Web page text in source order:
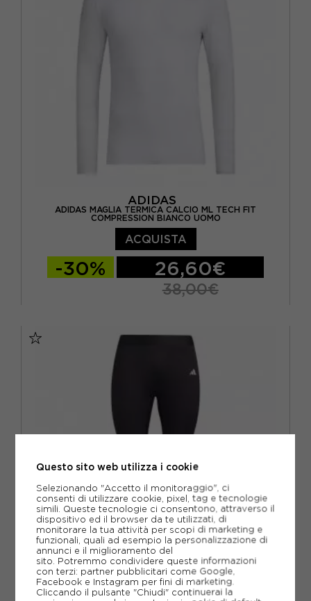
ADIDAS
ADIDAS MAGLIA TERMICA CALCIO ML TECH FIT
COMPRESSION BIANCO UOMO
ACQUISTA
-30% 26,60€
38,00€
ADIDAS
ADIDAS CALZAMAGLIA TECH FIT NERO UOMO
Questo sito web utilizza i cookie
Selezionando "Accetto il monitoraggio", ci
consenti di utilizzare cookie, pixel, tag e tecnologie
simili. Queste tecnologie ci consentono, attraverso il
dispositivo ed il browser da te utilizzati, di
monitorare la tua attività per scopi di marketing e
funzionali, quali ad esempio la personalizzazione di
annunci e il miglioramento del
sito. Potremmo condividere queste informazioni
con terzi: partner pubblicitari come Google,
Facebook e Instagram per fini di marketing.
Cliccando il pulsante "Chiudi" continuerai la